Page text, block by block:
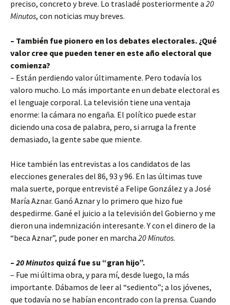
preciso, concreto y breve. Lo trasladé posteriormente a 20
Minutos, con noticias muy breves.
– También fue pionero en los debates electorales. ¿Qué
valor cree que pueden tener en este año electoral que
comienza?
– Están perdiendo valor últimamente. Pero todavía los
valoro mucho. Lo más importante en un debate electoral es
el lenguaje corporal. La televisión tiene una ventaja
enorme: la cámara no engaña. El político puede estar
diciendo una cosa de palabra, pero, si arruga la frente
demasiado, la gente sabe que miente.
Hice también las entrevistas a los candidatos de las
elecciones generales del 86, 93 y 96. En las últimas tuve
mala suerte, porque entrevisté a Felipe González y a José
María Aznar. Ganó Aznar y lo primero que hizo fue
despedirme. Gané el juicio a la televisión del Gobierno y me
dieron una indemnización interesante. Y con el dinero de la
“beca Aznar”, pude poner en marcha 20 Minutos.
– 20 Minutos quizá fue su “gran hijo”.
– Fue mi última obra, y para mí, desde luego, la más
importante. Dábamos de leer al “sediento”; a los jóvenes,
que todavía no se habían encontrado con la prensa. Cuando